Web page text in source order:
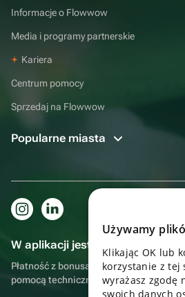
Informacje o Flowwow
Media i programy partnerskie
Kariera
Centrum pomocy
Sprzedaj na Flowwow
Popularne miasta
W aplikacji jest to jeszcze
Płatność z bonusami, samodzielna
pomocą techniczną
Używamy
Klikając OK lub
korzystanie z
wyrażasz zgodę
swoich danych